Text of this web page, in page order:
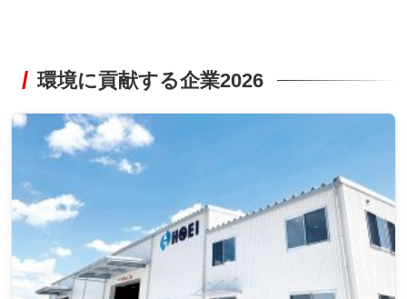
環境に貢献する企業2026